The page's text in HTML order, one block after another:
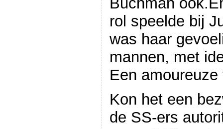
rol speelde bij
was haar
mannen, met
Een
Kon het een
de SS-ers